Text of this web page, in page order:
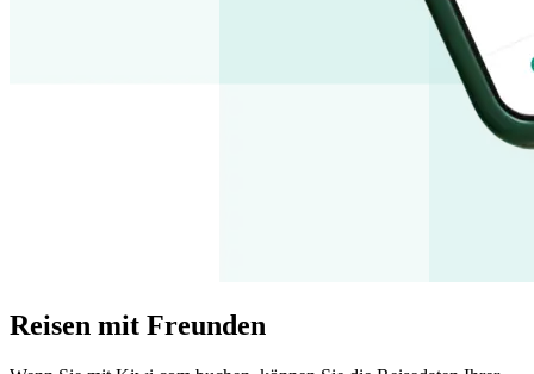
Reisen mit Freunden